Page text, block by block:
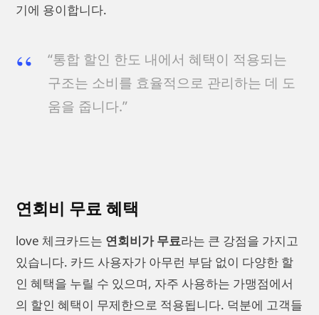
기에 용이합니다.
“통합 할인 한도 내에서 혜택이 적용되는
구조는 소비를 효율적으로 관리하는 데 도
움을 줍니다.”
연회비 무료 혜택
love 체크카드는 연회비가 무료라는 큰 강점을 가지고
있습니다. 카드 사용자가 아무런 부담 없이 다양한 할
인 혜택을 누릴 수 있으며, 자주 사용하는 가맹점에서
의 할인 혜택이 무제한으로 적용됩니다. 덕분에 고객들